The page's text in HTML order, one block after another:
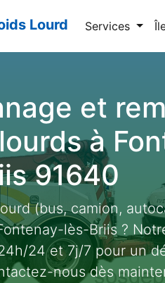
Lourd Services
et
à
91640
(bus, camion,
lès-Briis ?
24 et 7j/7 pour un
nous dès